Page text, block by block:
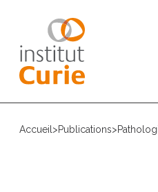
Accueil >Publications>